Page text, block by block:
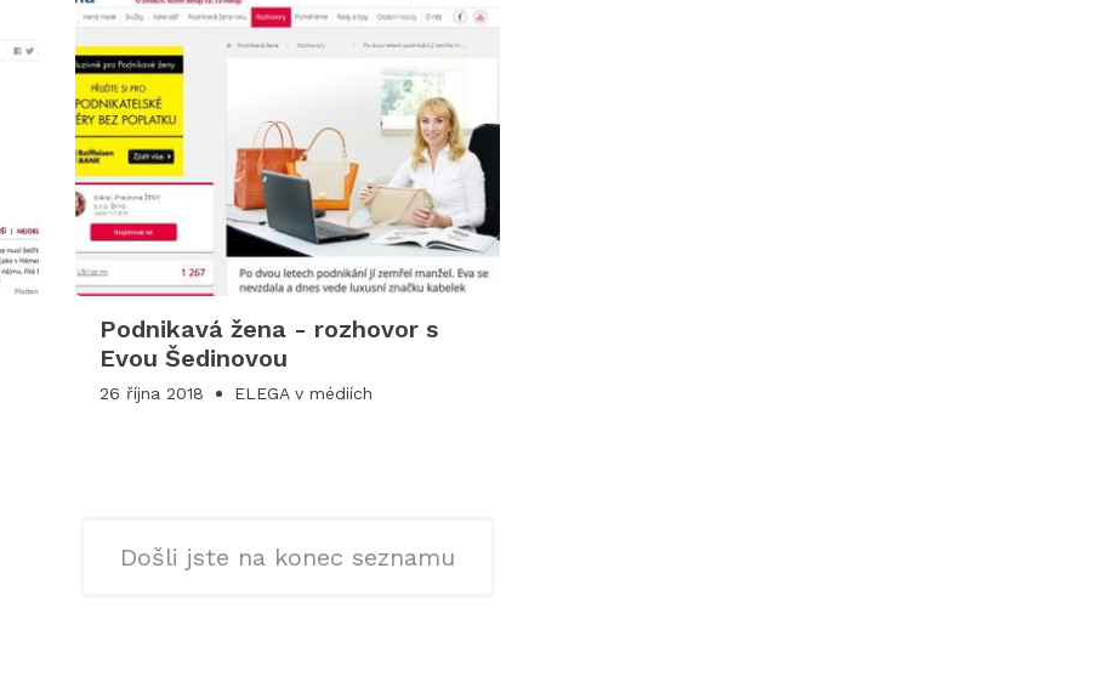
Podnikavá žena - rozhovor s
Evou Šedinovou
26 října 2018 ELEGA v médiích
Došli jste na konec seznamu